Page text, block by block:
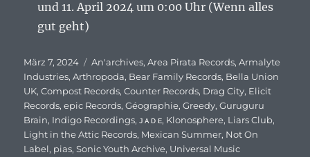
und 11. April 2024 um 0:00 Uhr (Wenn alles
gut geht)
Veröffentlicht
am
März 7, 2024 Schlagwörter
An'archives,Area Pirata Records,Armalyte
Industries,Arthropoda, Bear Family Records, Bella Union
UK,Compost Records,Counter Records, Drag City, Elicit
Records,epic Records,Géographie,Greedy,Guruguru
Brain, Indigo Recordings,ᴊ ᴀ ᴅ ᴇ, Klonosphere, Liars Club,
Light in the Attic Records, Mexican Summer, Not On
Label, pias,Sonic Youth Archive, Universal Music